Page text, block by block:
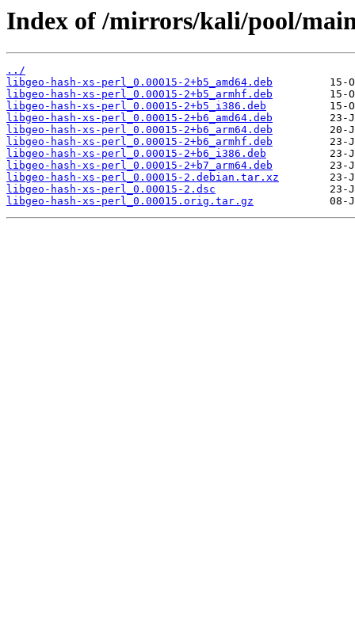
Index of /mirrors/kali/pool/
../
libgeo-hash-xs-perl_0.00015-2+b5_amd64.deb
libgeo-hash-xs-perl_0.00015-2+b5_armhf.deb
libgeo-hash-xs-perl_0.00015-2+b5_i386.deb
libgeo-hash-xs-perl_0.00015-2+b6_amd64.deb
libgeo-hash-xs-perl_0.00015-2+b6_arm64.deb
libgeo-hash-xs-perl_0.00015-2+b6_armhf.deb
libgeo-hash-xs-perl_0.00015-2+b6_i386.deb
libgeo-hash-xs-perl_0.00015-2+b7_arm64.deb
libgeo-hash-xs-perl_0.00015-2.debian.tar.xz
libgeo-hash-xs-perl_0.00015-2.dsc
libgeo-hash-xs-perl_0.00015.orig.tar.gz